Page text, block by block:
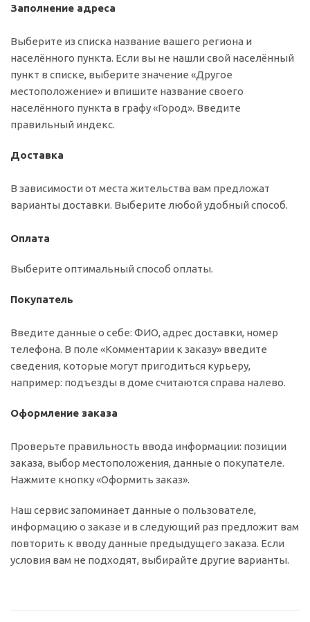
Заполнение адреса
Выберите из списка название вашего региона и
населённого пункта. Если вы не нашли свой населённый
пункт в списке, выберите значение «Другое
местоположение» и впишите название своего
населённого пункта в графу «Город». Введите
правильный индекс.
Доставка
В зависимости от места жительства вам предложат
варианты доставки. Выберите любой удобный способ.
Оплата
Выберите оптимальный способ оплаты.
Покупатель
Введите данные о себе: ФИО, адрес доставки, номер
телефона. В поле «Комментарии к заказу» введите
сведения, которые могут пригодиться курьеру,
например: подъезды в доме считаются справа налево.
Оформление заказа
Проверьте правильность ввода информации: позиции
заказа, выбор местоположения, данные о покупателе.
Нажмите кнопку «Оформить заказ».
Наш сервис запоминает данные о пользователе,
информацию о заказе и в следующий раз предложит вам
повторить к вводу данные предыдущего заказа. Если
условия вам не подходят, выбирайте другие варианты.